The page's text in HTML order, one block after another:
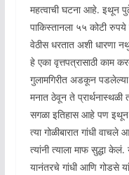
महत्वाची घटना आहे. इथून
पाकिस्तानला ५५ कोटी रुपये
वेठीस धरतात अशी धारणा
हे एका वृत्तपत्रासाठी काम
गुलामगिरीत अडकून
मनात ठेवून ते प्रार्थनास्थळी
सगळा इतिहास आहे पण
त्या गोळीबारात गांधी
त्यांनी त्याला माफ सुद्धा
यानंतरचे गांधी आणि गोडसे